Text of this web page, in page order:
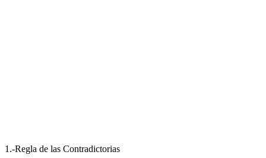
1.-Regla de las Contradictorias